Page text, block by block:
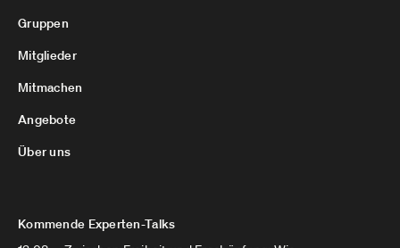
Gruppen
Mitglieder
Mitmachen
Angebote
Über uns
Kommende Experten-Talks